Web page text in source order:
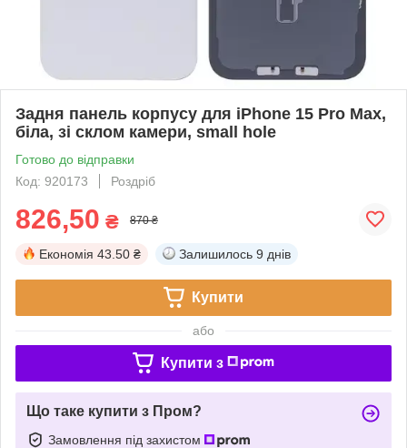
Задня панель корпусу для iPhone 15 Pro Max,
біла, зі склом камери, small hole
Готово до відправки
Код: 920173
Роздріб
826,50 ₴ 870 ₴
Економія 43.50 ₴ Залишилось 9 днів
Купити
або
Купити з
Що таке купити з Пром?
Замовлення під захистом